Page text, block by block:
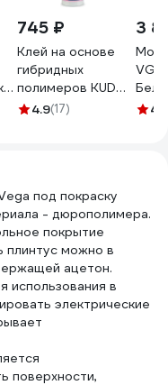
745 ₽
Клей на основе
гибридных
полимеров KUDO
Клеит Все
4.9(17)
3
VGT
нар/
4.7
под покраску
- дюрополимера.
покрытие
плинтус можно в
ацетон.
использования в
электрические
поверхности,